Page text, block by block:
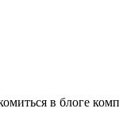
в блоге